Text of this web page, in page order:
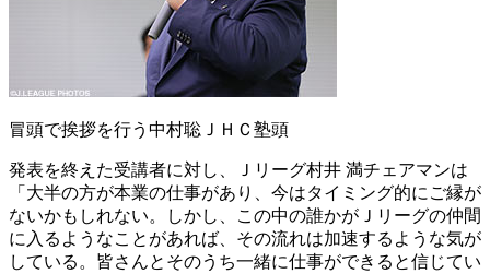
冒頭で挨拶を行う中村聡ＪＨＣ塾頭
発表を終えた受講者に対し、Ｊリーグ村井 満チェアマンは
「大半の方が本業の仕事があり、今はタイミング的にご縁が
ないかもしれない。しかし、この中の誰かがＪリーグの仲間
に入るようなことがあれば、その流れは加速するような気が
している。皆さんとそのうち一緒に仕事ができると信じてい